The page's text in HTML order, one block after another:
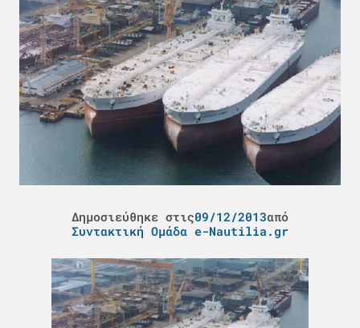
Δημοσιεύθηκε στις09/12/2013από
Συντακτική Ομάδα e-Nautilia.gr